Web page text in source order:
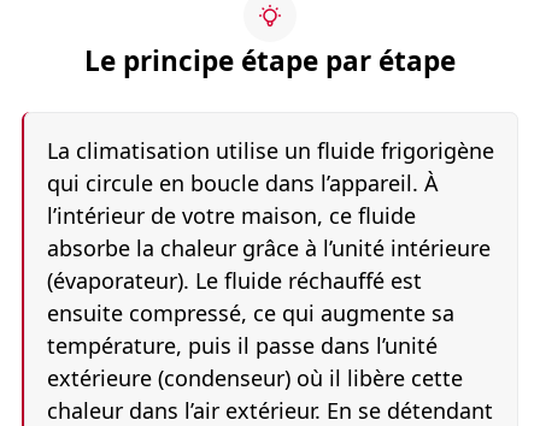
Le principe étape par étape
La climatisation utilise un fluide frigorigène
qui circule en boucle dans l’appareil. À
l’intérieur de votre maison, ce fluide
absorbe la chaleur grâce à l’unité intérieure
(évaporateur). Le fluide réchauffé est
ensuite compressé, ce qui augmente sa
température, puis il passe dans l’unité
extérieure (condenseur) où il libère cette
chaleur dans l’air extérieur. En se détendant